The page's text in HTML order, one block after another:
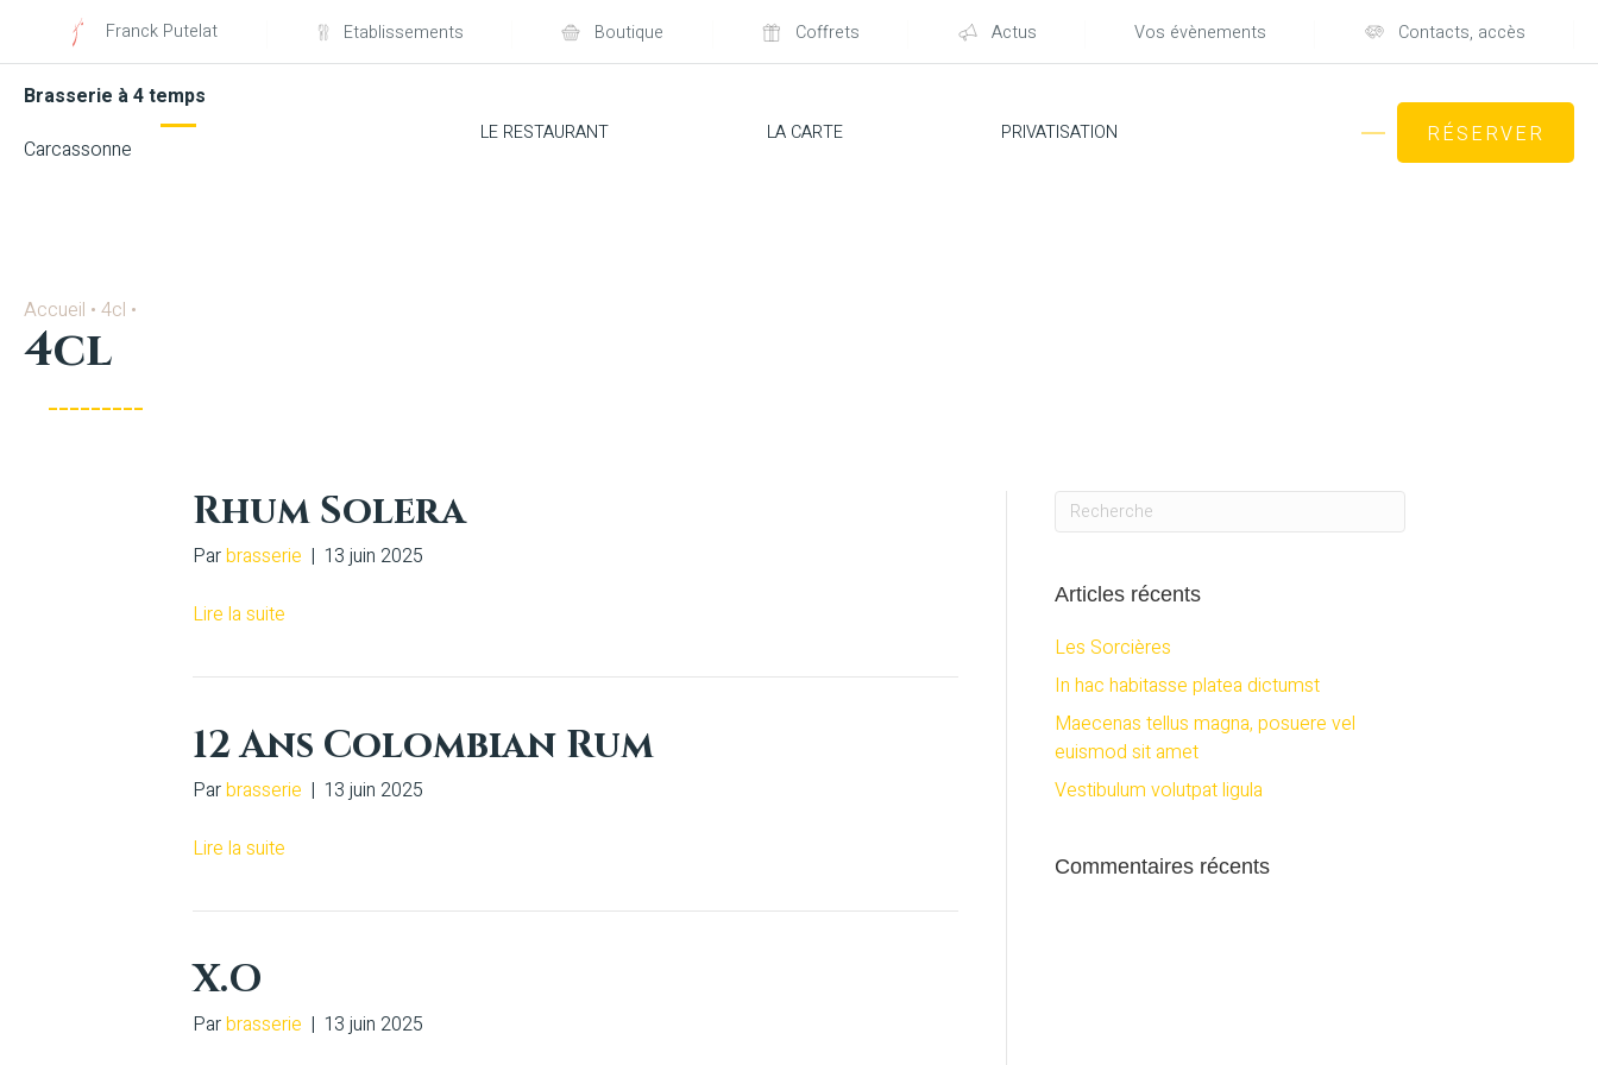
Franck Putelat Etablissements Boutique Coffrets Actus Vos évènements Contacts, accès
Brasserie à 4 temps
Carcassonne
LE RESTAURANT LA CARTE PRIVATISATION RÉSERVER
Accueil • 4cl •
4cl
Rhum Solera
Parbrasserie | 13 juin 2025
Lire la suite
12 Ans Colombian Rum
Parbrasserie | 13 juin 2025
Lire la suite
X.O
Parbrasserie | 13 juin 2025
Articles récents
Les Sorcières
In hac habitasse platea dictumst
Maecenas tellus magna, posuere vel
euismod sit amet
Vestibulum volutpat ligula
Commentaires récents